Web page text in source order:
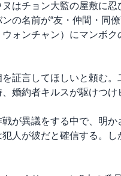
はチョン大監の屋敷に
の名前が“友・仲間・同
ォンチャン）にマンボク
証言してほしいと頼む
婚約者キルスが駆けつけ
が異議をする中で、明
人が彼だと確信する。